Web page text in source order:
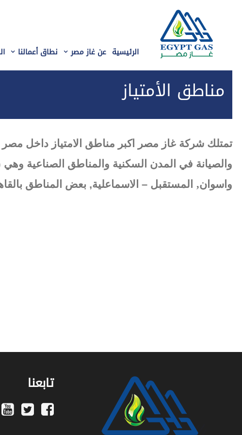
الرئيسية عن غاز مصر نطاق أعمالنا
مناطق الأمتياز
تمتلك شركة غاز مصر اكبر مناطق الامتياز داخل
والصيانة في المدن السكنية والمناطق الصناعية وهي
واسوان, المستقبل – الاسماعلية, بعض المناطق
تابعنا